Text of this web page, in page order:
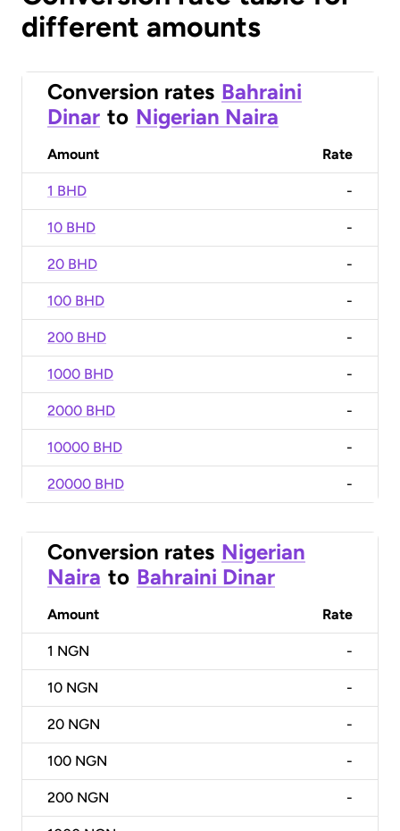
different amounts
Conversion rates Bahraini
Dinar to Nigerian Naira
Amount Rate
1 BHD -
10 BHD -
20 BHD -
100 BHD -
200 BHD -
1000 BHD -
2000 BHD -
10000 BHD -
20000 BHD -
Conversion rates Nigerian
Naira to Bahraini Dinar
Amount Rate
1 NGN -
10 NGN -
20 NGN -
100 NGN -
200 NGN -